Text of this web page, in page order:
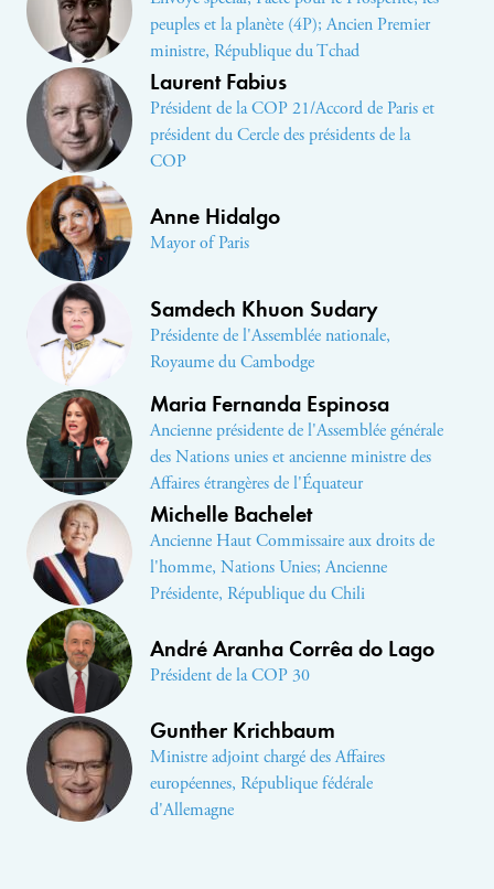
peuples et la planète (4P); Ancien Premier
ministre, République du Tchad
Laurent Fabius
Président de la COP 21/Accord de Paris et
président du Cercle des présidents de la
COP
Anne Hidalgo
Mayor of Paris
Samdech Khuon Sudary
Présidente de l'Assemblée nationale,
Royaume du Cambodge
Maria Fernanda Espinosa
Ancienne présidente de l'Assemblée générale
des Nations unies et ancienne ministre des
Affaires étrangères de l'Équateur
Michelle Bachelet
Ancienne Haut Commissaire aux droits de
l'homme, Nations Unies; Ancienne
Présidente, République du Chili
André Aranha Corrêa do Lago
Président de la COP 30
Gunther Krichbaum
Ministre adjoint chargé des Affaires
européennes, République fédérale
d'Allemagne